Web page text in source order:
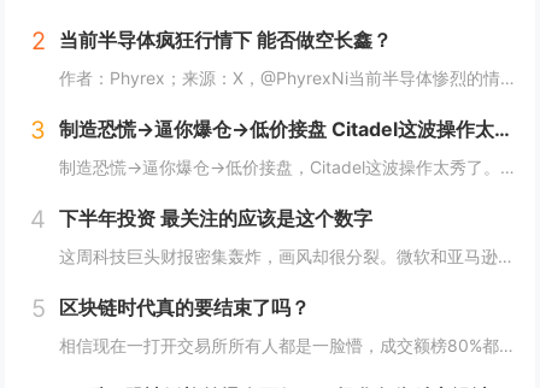
2 当前半导体疯狂行情下 能否做空长鑫？
作者：Phyrex；来源：X，@PhyrexNi当前半导体惨烈的情况下，我是不是可以做空长鑫？我个人的看法，当前长鑫的估值已经高到我想开始做空了，但上市初期的筹码结构仍然对空头非常不友好。我个人打算先多观察几天，尤其是过了上市前五个无涨跌幅...
3 制造恐慌→逼你爆仓→低价接盘 Citadel这波操作太秀了
制造恐慌→逼你爆仓→低价接盘，Citadel这波操作太秀了。Citadel这波操作，真的秀。“AI股神”Leopold Aschenbrenner的基金Situational Awareness，上半年回报439%，规模一度冲到450亿美元...
4 下半年投资 最关注的应该是这个数字
这周科技巨头财报密集轰炸，画风却很分裂。微软和亚马逊，云业务全线爆发。AWS二季度营收422亿美元，同比增长37%，是18个季度以来最快；Azure更猛，同比增速43%，全财年首次突破1000亿美元。两家股价财报后都是大涨，亚马逊盘后一度涨...
5 区块链时代真的要结束了吗？
相信现在一打开交易所所有人都是一脸懵，成交额榜80%都是美股，前十里就剩个BTC ETH SOL ，涨幅榜直接没了币的身影，清一色美股。这以前可都是山寨币的位置啊! 现在越来越多变成了股票，AI、机器人、航天这些热门股，涨起来一点也不比山...